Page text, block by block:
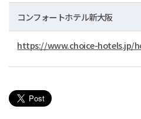
コンフォートホテル新大阪
https://www.choice-hotels.jp/